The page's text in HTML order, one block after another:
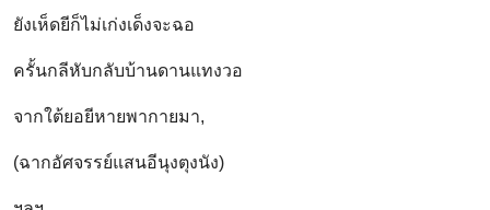
ยังเห็ดยีก็ไม่เก่งเด็งจะฉอ
ครั้นกลีหับกลับบ้านดานแทงวอ
จากใต้ยอยีหายพากายมา,
(ฉากอัศจรรย์แสนอีนุงตุงนัง)